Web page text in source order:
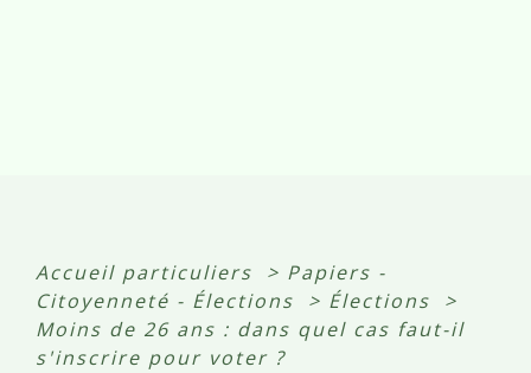
Accueil particuliers > Papiers -
Citoyenneté - Élections
> Élections
>
Moins de 26 ans : dans quel cas faut-il
s'inscrire pour voter ?